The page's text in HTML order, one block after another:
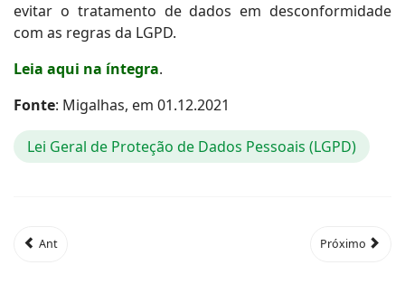
evitar o tratamento de dados em desconformidade
com as regras da LGPD.
Leia aqui na íntegra.
Fonte: Migalhas, em 01.12.2021
Lei Geral de Proteção de Dados Pessoais (LGPD)
Ant Próximo